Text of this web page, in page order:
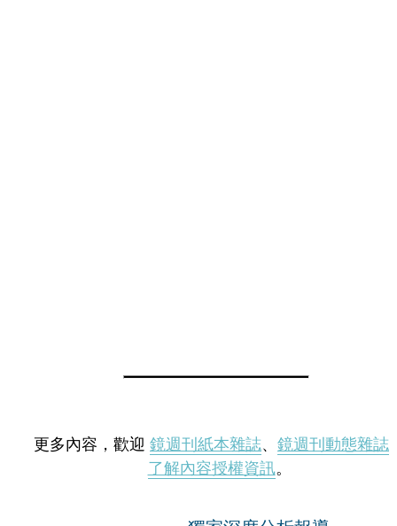
更多內容，歡迎 鏡週刊紙本雜誌、 鏡週刊動態雜誌
了解內容授權資訊。